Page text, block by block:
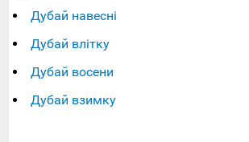
Дубай навесні
Дубай влітку
Дубай восени
Дубай взимку